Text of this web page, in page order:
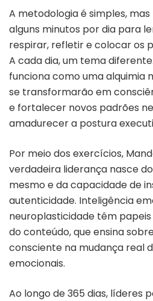
A metodologia é simples,
alguns minutos por dia para
respirar, refletir e colocar os
A cada dia, um tema
funciona como uma alquimia
se transformarão em
e fortalecer novos padrões
amadurecer a postura
Por meio dos exercícios,
verdadeira liderança nasce
mesmo e da capacidade de
autenticidade. Inteligência
neuroplasticidade têm
do conteúdo, que ensina
consciente na mudança real
emocionais.
Ao longo de 365 dias, líderes